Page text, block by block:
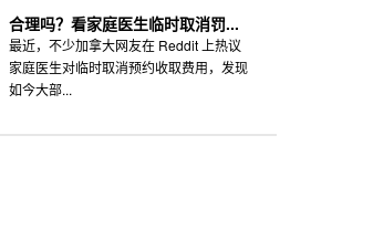
合理吗？看家庭医生临时取消罚...
最近，不少加拿大网友在 Reddit 上热议
家庭医生对临时取消预约收取费用，发现
如今大部...